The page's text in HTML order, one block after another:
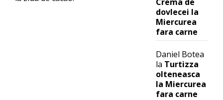
dovlecei la
Miercurea
fara carne
Daniel Botea
la Turtizza
olteneasca
la Miercurea
fara carne